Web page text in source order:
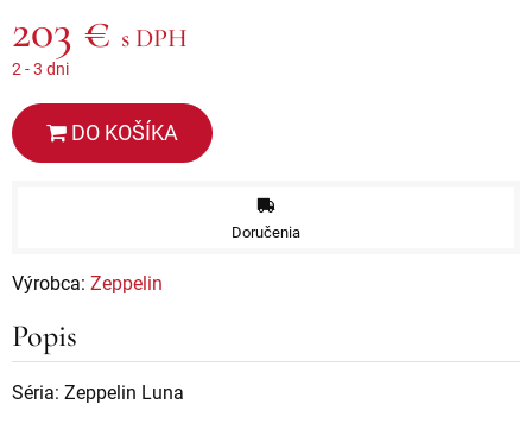
203 € s DPH
2 - 3 dni
DO KOŠÍKA
Doručenia
Výrobca: Zeppelin
Popis
Séria: Zeppelin Luna